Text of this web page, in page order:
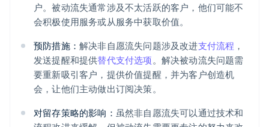
户。被动流失通常涉及不太活跃的客户，他们可能不
会积极使用服务或从服务中获取价值。
预防措施： 解决非自愿流失问题涉及改进支付流程 ，
发送提醒和提供替代支付选项。解决被动流失问题需
要重新吸引客户，提供价值提醒，并为客户创造机
会，让他们主动做出订阅决策。
对留存策略的影响： 虽然非自愿流失可以通过技术和